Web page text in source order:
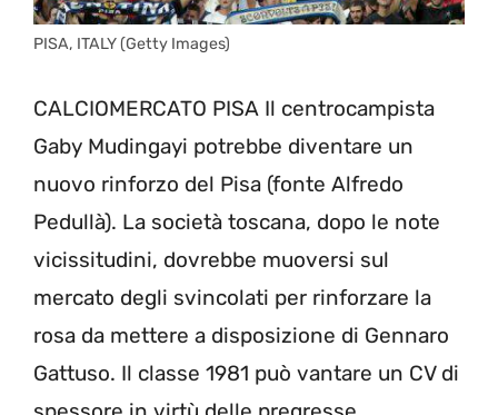
PISA, ITALY (Getty Images)
CALCIOMERCATO PISA Il centrocampista
Gaby Mudingayi potrebbe diventare un
nuovo rinforzo del Pisa (fonte Alfredo
Pedullà). La società toscana, dopo le note
vicissitudini, dovrebbe muoversi sul
mercato degli svincolati per rinforzare la
rosa da mettere a disposizione di Gennaro
Gattuso. Il classe 1981 può vantare un CV di